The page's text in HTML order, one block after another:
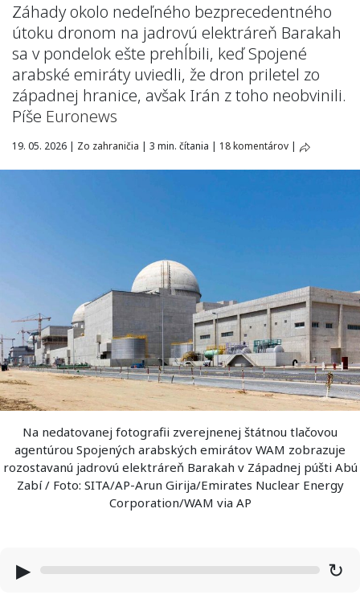
Záhady okolo nedeľného bezprecedentného
útoku dronom na jadrovú elektráreň Barakah
sa v pondelok ešte prehĺbili, keď Spojené
arabské emiráty uviedli, že dron priletel zo
západnej hranice, avšak Irán z toho neobvinili.
Píše Euronews
19. 05. 2026 | Zo zahraničia | 3 min. čítania | 18 komentárov |
Na nedatovanej fotografii zverejnenej štátnou tlačovou
agentúrou Spojených arabských emirátov WAM zobrazuje
rozostavanú jadrovú elektráreň Barakah v Západnej púšti Abú
Zabí / Foto: SITA/AP-Arun Girija/Emirates Nuclear Energy
Corporation/WAM via AP
▶ ↻